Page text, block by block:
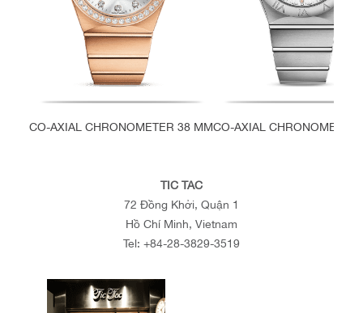
CO-AXIAL CHRONOMETER 38 MMCO-AXIAL CHRONOMETER
TIC TAC
72 Đồng Khởi, Quận 1
Hồ Chí Minh, Vietnam
Tel: +84-28-3829-3519